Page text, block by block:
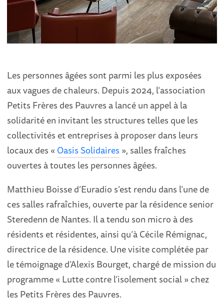
Les personnes âgées sont parmi les plus exposées
aux vagues de chaleurs. Depuis 2024, l’association
Petits Frères des Pauvres a lancé un appel à la
solidarité en invitant les structures telles que les
collectivités et entreprises à proposer dans leurs
locaux des « Oasis Solidaires », salles fraîches
ouvertes à toutes les personnes âgées.
Matthieu Boisse d’Euradio s’est rendu dans l’une de
ces salles rafraîchies, ouverte par la résidence senior
Steredenn de Nantes. Il a tendu son micro à des
résidents et résidentes, ainsi qu’à Cécile Rémignac,
directrice de la résidence. Une visite complétée par
le témoignage d’Alexis Bourget, chargé de mission du
programme « Lutte contre l’isolement social » chez
les Petits Frères des Pauvres.